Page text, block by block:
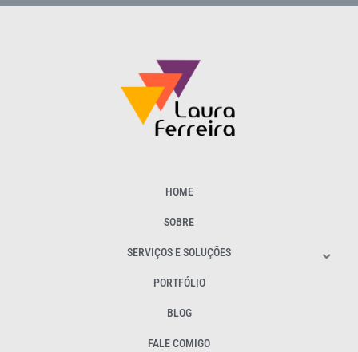
HOME
SOBRE
SERVIÇOS E SOLUÇÕES
PORTFÓLIO
BLOG
FALE COMIGO